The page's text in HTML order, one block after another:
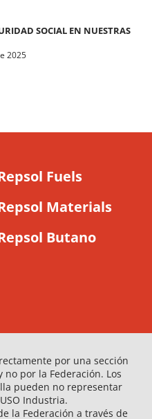
SOCIAL EN NUESTRAS
2025
Fuels
Materials
Butano
por una sección
por la Federación. Los
pueden no representar
Industria.
la Federación a través de